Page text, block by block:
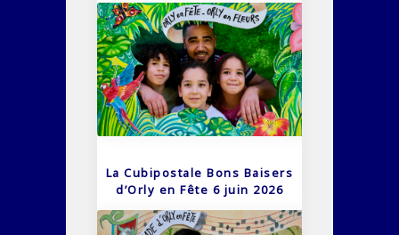
La Cubipostale Bons Baisers
d’Orly en Fête 6 juin 2026